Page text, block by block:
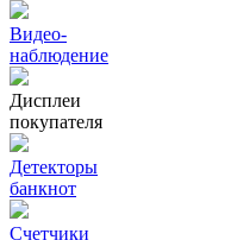
Видео‑
наблюдение
Дисплеи
покупателя
Детекторы
банкнот
Счетчики